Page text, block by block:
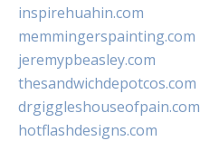
inspirehuahin.com
memmingerspainting.com
jeremypbeasley.com
thesandwichdepotcos.com
drgiggleshouseofpain.com
hotflashdesigns.com